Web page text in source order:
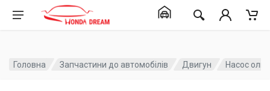
Головна Запчастини до автомобілів Двигун Насос